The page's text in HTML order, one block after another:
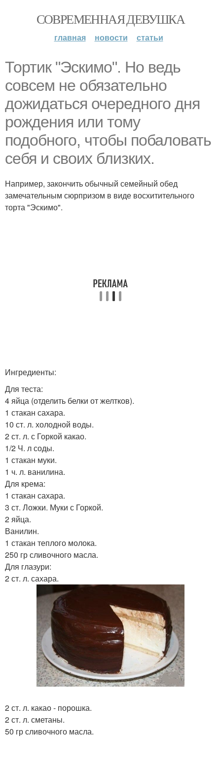
СОВРЕМЕННАЯ ДЕВУШКА
главная новости статьи
Тортик "Эскимо". Но ведь
совсем не обязательно
дожидаться очередного дня
рождения или тому
подобного, чтобы побаловать
себя и своих близких.
Например, закончить обычный семейный обед
замечательным сюрпризом в виде восхитительного
торта "Эскимо".
Ингредиенты:
Для теста:
4 яйца (отделить белки от желтков).
1 стакан сахара.
10 ст. л. холодной воды.
2 ст. л. с Горкой какао.
1/2 Ч. л соды.
1 стакан муки.
1 ч. л. ванилина.
Для крема:
1 стакан сахара.
3 ст. Ложки. Муки с Горкой.
2 яйца.
Ванилин.
1 стакан теплого молока.
250 гр сливочного масла.
Для глазури:
2 ст. л. сахара.
2 ст. л. какао - порошка.
2 ст. л. сметаны.
50 гр сливочного масла.